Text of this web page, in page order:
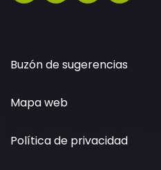
Buzón de sugerencias
Mapa web
Política de privacidad